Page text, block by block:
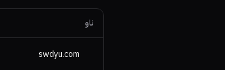
ناو
swdyu.com